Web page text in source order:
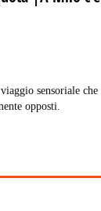
sensoriale che
opposti.